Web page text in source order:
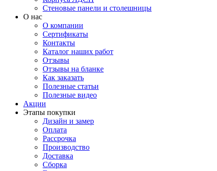
Стеновые панели и столешницы
О нас
О компании
Сертификаты
Контакты
Каталог наших работ
Отзывы
Отзывы на бланке
Как заказать
Полезные статьи
Полезные видео
Акции
Этапы покупки
Дизайн и замер
Оплата
Рассрочка
Производство
Доставка
Сборка